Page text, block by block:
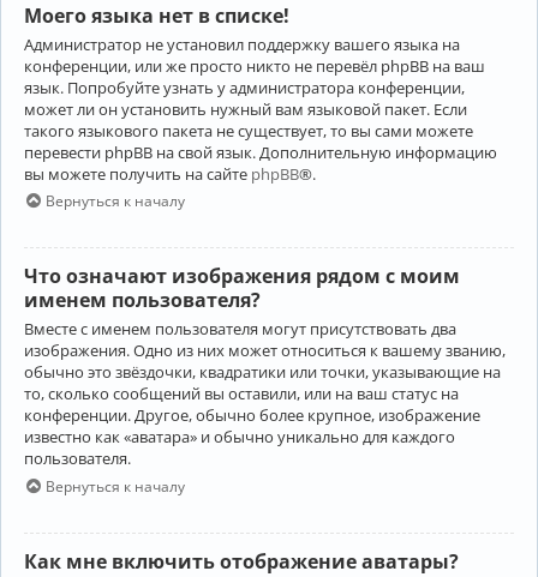
Моего языка нет в списке!
Администратор не установил поддержку вашего языка на
конференции, или же просто никто не перевёл phpBB на ваш
язык. Попробуйте узнать у администратора конференции,
может ли он установить нужный вам языковой пакет. Если
такого языкового пакета не существует, то вы сами можете
перевести phpBB на свой язык. Дополнительную информацию
вы можете получить на сайте phpBB®.
Вернуться к началу
Что означают изображения рядом с моим
именем пользователя?
Вместе с именем пользователя могут присутствовать два
изображения. Одно из них может относиться к вашему званию,
обычно это звёздочки, квадратики или точки, указывающие на
то, сколько сообщений вы оставили, или на ваш статус на
конференции. Другое, обычно более крупное, изображение
известно как «аватара» и обычно уникально для каждого
пользователя.
Вернуться к началу
Как мне включить отображение аватары?